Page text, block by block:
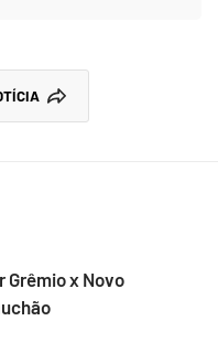
Grêmio x Novo